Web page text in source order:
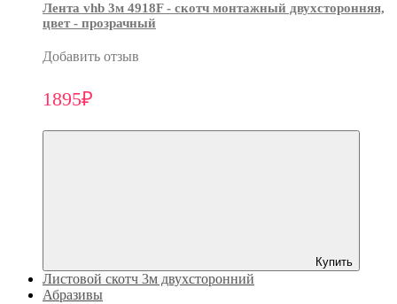
Лента vhb 3м 4918F - скотч монтажный двухсторонняя,
цвет - прозрачный
Добавить отзыв
1895₽
Купить
Листовой скотч 3м двухсторонний
Абразивы